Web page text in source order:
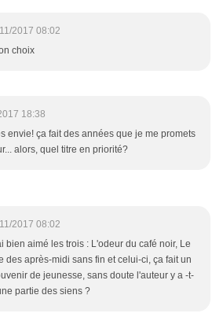
2017 08:02
choix
18:38
envie! ça fait des années que je me promets
alors, quel titre en priorité?
2017 08:02
bien aimé les trois : L'odeur du café noir, Le
des après-midi sans fin et celui-ci, ça fait un
de jeunesse, sans doute l'auteur y a -t-
partie des siens ?